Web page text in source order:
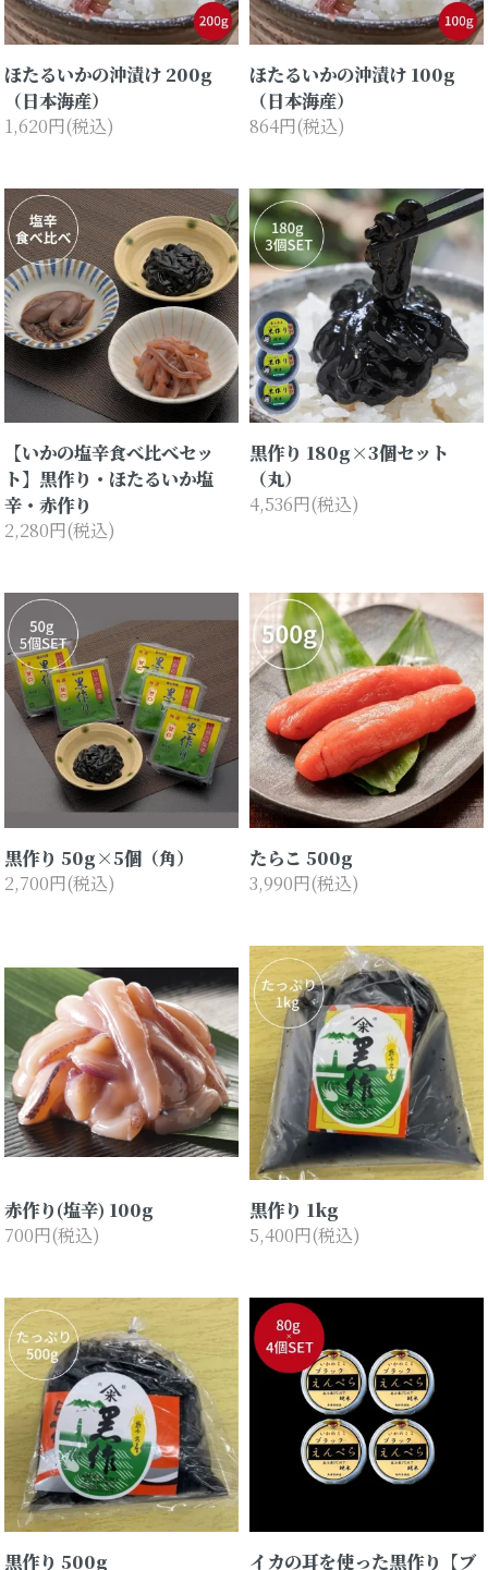
ほたるいかの沖漬け 200g
（日本海産）
1,620円(税込)
ほたるいかの沖漬け 100g
（日本海産）
864円(税込)
【いかの塩辛食べ比べセッ
ト】黒作り・ほたるいか塩
辛・赤作り
2,280円(税込)
黒作り 180g×3個セット
（丸）
4,536円(税込)
黒作り 50g×5個（角）
2,700円(税込)
たらこ 500g
3,990円(税込)
赤作り(塩辛) 100g
700円(税込)
黒作り 1kg
5,400円(税込)
黒作り 500g イカの耳を使った黒作り【ブ